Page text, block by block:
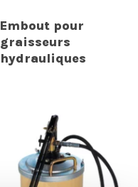
Embout pour
graisseurs
hydrauliques